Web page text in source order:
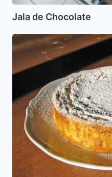
Jala de Chocolate
Torta
de
queso
Ricotta